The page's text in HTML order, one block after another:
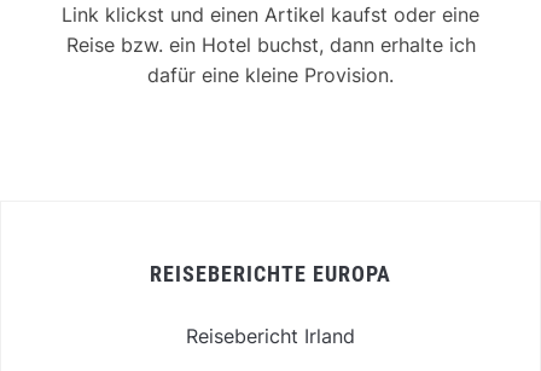
Link klickst und einen Artikel kaufst oder eine
Reise bzw. ein Hotel buchst, dann erhalte ich
dafür eine kleine Provision.
REISEBERICHTE EUROPA
Reisebericht Irland